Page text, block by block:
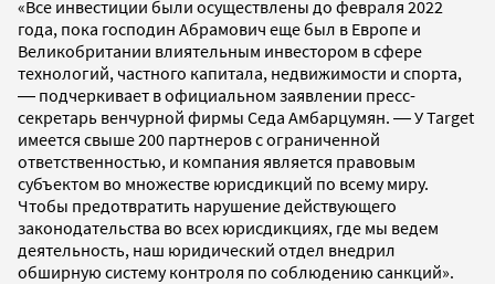
«Все инвестиции были осуществлены до февраля 2022
года, пока господин Абрамович еще был в Европе и
Великобритании влиятельным инвестором в сфере
технологий, частного капитала, недвижимости и спорта,
― подчеркивает в официальном заявлении пресс-
секретарь венчурной фирмы Седа Амбарцумян. ― У Target
имеется свыше 200 партнеров с ограниченной
ответственностью, и компания является правовым
субъектом во множестве юрисдикций по всему миру.
Чтобы предотвратить нарушение действующего
законодательства во всех юрисдикциях, где мы ведем
деятельность, наш юридический отдел внедрил
обширную систему контроля по соблюдению санкций».